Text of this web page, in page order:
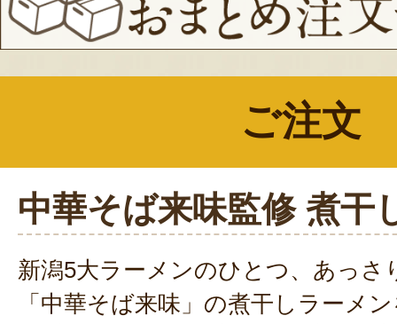
ご注文
中華そば来味監修 煮干
新潟5大ラーメンのひとつ、あっさ
「中華そば来味」の煮干しラーメ